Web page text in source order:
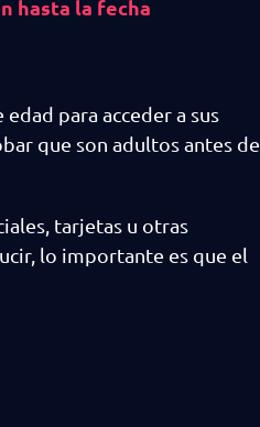
hasta la fecha
para acceder a sus
que son adultos antes de
tarjetas u otras
lo importante es que el